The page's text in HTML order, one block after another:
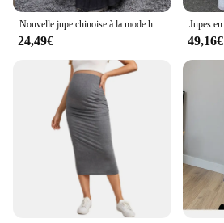
Nouvelle jupe chinoise à la mode hanfu Mamianqun
24,49€ 49,16€